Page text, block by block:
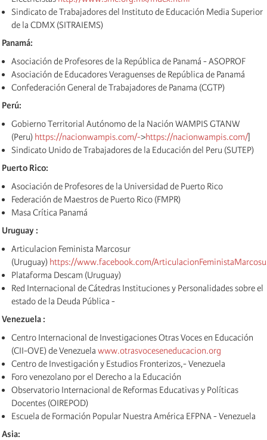
Sindicato de Trabajadores del Instituto de Educación Media Superior
de la CDMX (SITRAIEMS)
Panamá:
Asociación de Profesores de la República de Panamá - ASOPROF
Asociación de Educadores Veraguenses de República de Panamá
Confederación General de Trabajadores de Panama (CGTP)
Perú:
Gobierno Territorial Autónomo de la Nación WAMPIS GTANW
(Peru) https://nacionwampis.com/->https://nacionwampis.com/]
Sindicato Unido de Trabajadores de la Educación del Peru (SUTEP)
Puerto Rico:
Asociación de Profesores de la Universidad de Puerto Rico
Federación de Maestros de Puerto Rico (FMPR)
Masa Crítica Panamá
Uruguay :
Articulacion Feminista Marcosur
(Uruguay) https://www.facebook.com/
Plataforma Descam (Uruguay)
Red Internacional de Cátedras Instituciones y Personalidades sobre el
estado de la Deuda Pública -
Venezuela :
Centro Internacional de Investigaciones Otras Voces en Educación
(CII-OVE) de Venezuela www.otrasvoceseneducacion.org
Centro de Investigación y Estudios Fronterizos,- Venezuela
Foro venezolano por el Derecho a la Educación
Observatorio Internacional de Reformas Educativas y Políticas
Docentes (OIREPOD)
Escuela de Formación Popular Nuestra América EFPNA - Venezuela
Asia: